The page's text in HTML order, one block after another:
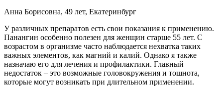
Анна Борисовна, 49 лет, Екатеринбург
У различных препаратов есть свои показания к применению.
Панангин особенно полезен для женщин старше 55 лет. С
возрастом в организме часто наблюдается нехватка таких
важных элементов, как магний и калий. Однако я также
назначаю его для лечения и профилактики. Главный
недостаток – это возможные головокружения и тошнота,
которые могут возникать при длительном применении.